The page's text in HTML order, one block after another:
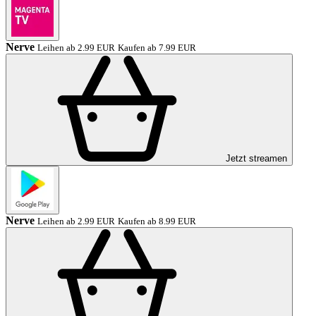
Nerve Leihen ab 2.99 EUR Kaufen ab 7.99 EUR
Jetzt streamen
Nerve Leihen ab 2.99 EUR Kaufen ab 8.99 EUR